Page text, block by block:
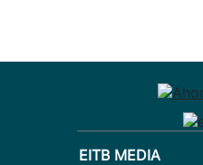
EITB MEDIA